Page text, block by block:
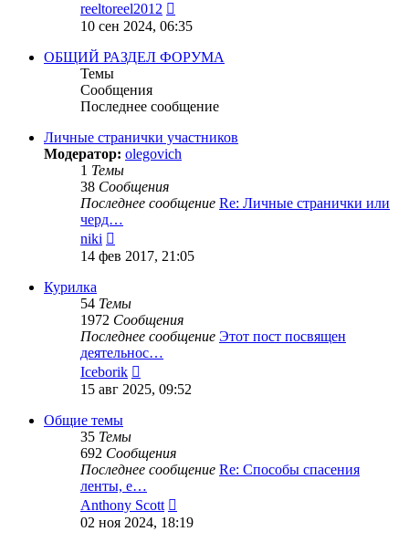
reeltoreel2012
к
сообщению
10 сен 2024, 06:35
ОБЩИЙ РАЗДЕЛ ФОРУМА
Темы
Сообщения
Последнее сообщение
Личные странички участников
Модератор: olegovich
1 Темы
38 Сообщения
Последнее сообщение Re: Личные странички или
черд…
niki
к
14 фев 2017, 21:05
Курилка
54 Темы
1972 Сообщения
Последнее сообщение Этот пост посвящен
деятельнос…
Iceborik
к
15 авг 2025, 09:52
Общие темы
35 Темы
692 Сообщения
Последнее сообщение Re: Способы спасения
ленты, е…
Anthony Scott
к
02 ноя 2024, 18:19